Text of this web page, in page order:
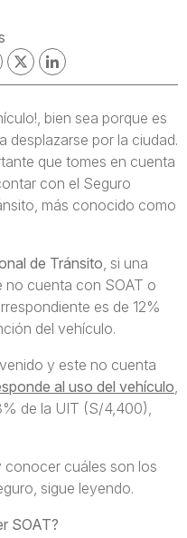
bien sea porque es
desplazarse por la ciudad.
que tomes en cuenta
con el Seguro
más conocido como
de Tránsito, si una
no cuenta con SOAT o
es de 12%
del vehículo.
y este no cuenta
al uso del vehículo,
de la UIT (S/4,400),
conocer cuáles son los
sigue leyendo.
SOAT?